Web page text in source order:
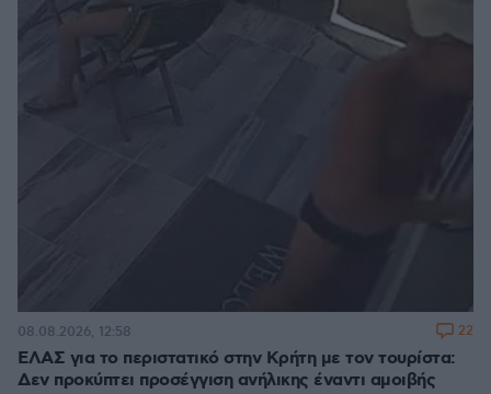
ΕΛΑΣ για το περιστατικό στην Κρήτη με τον τουρίστα:
Δεν προκύπτει προσέγγιση ανήλικης έναντι αμοιβής
08.08.2026, 12:58 22